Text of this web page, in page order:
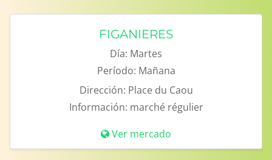
FIGANIERES
Día: Martes
Período: Mañana
Dirección: Place du Caou
Información: marché régulier
Ver mercado